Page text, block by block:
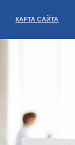
КАРТА САЙТА